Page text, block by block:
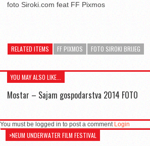
foto Siroki.com feat FF Pixmos
RELATED ITEMS FF PIXMOS FOTO SIROKI BRIJEG
YOU MAY ALSO LIKE...
Mostar – Sajam gospodarstva 2014 FOTO
You must be logged in to post a comment Login
>NEUM UNDERWATER FILM FESTIVAL